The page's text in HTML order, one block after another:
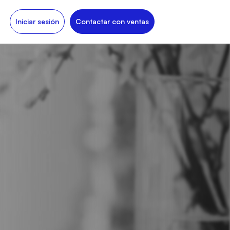
Iniciar sesión Contactar con ventas